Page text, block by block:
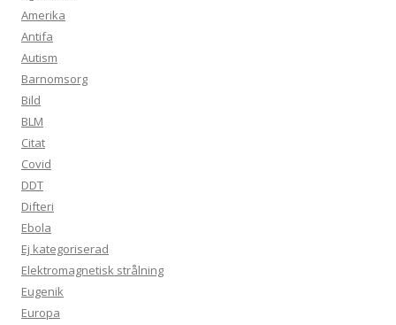
Amerika
Antifa
Autism
Barnomsorg
Bild
BLM
Citat
Covid
DDT
Difteri
Ebola
Ej kategoriserad
Elektromagnetisk strålning
Eugenik
Europa